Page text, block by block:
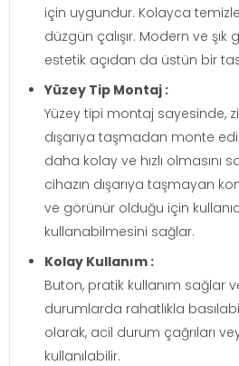
için uygundur. Kolayca
düzgün çalışır. Modern ve
estetik açıdan da üstün bir
Yüzey Tip Montaj :
Yüzey tipi montaj sayesinde,
dışarıya taşmadan monte
daha kolay ve hızlı olmasını
cihazın dışarıya taşmayan
ve görünür olduğu için
kullanabilmesini sağlar.
Kolay Kullanım :
Buton, pratik kullanım sağlar
durumlarda rahatlıkla
olarak, acil durum çağrıları
kullanılabilir.